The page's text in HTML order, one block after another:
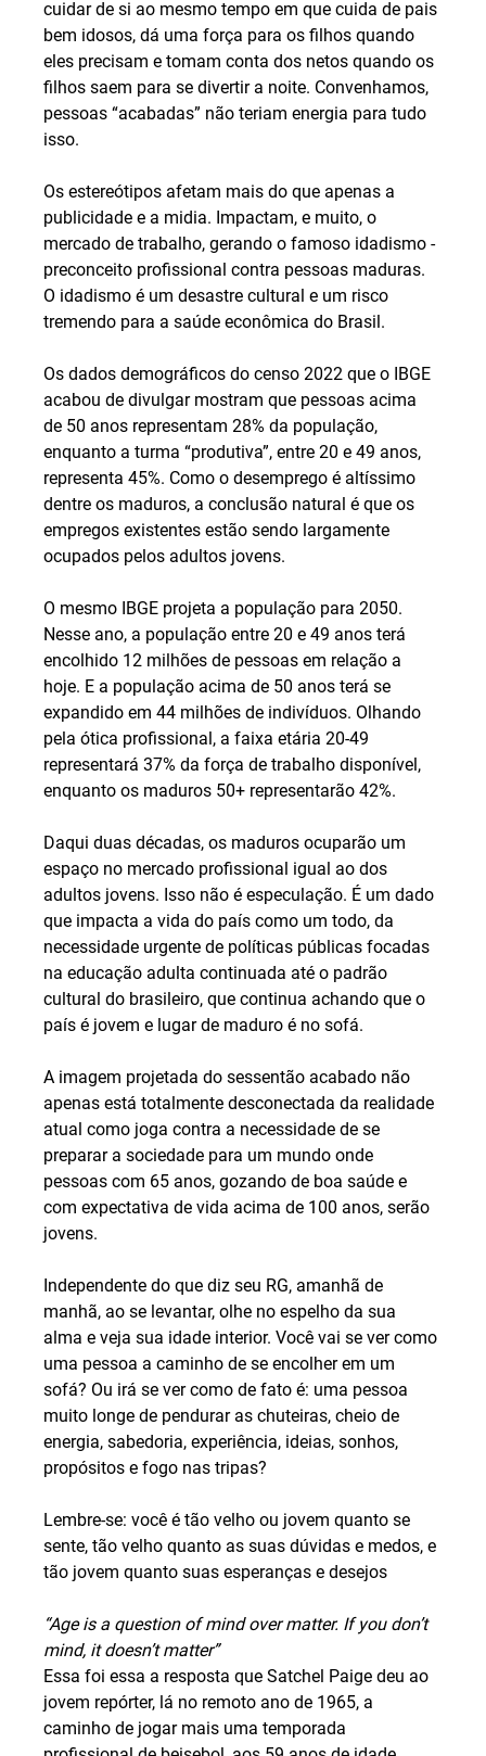
cuidar de si ao mesmo tempo em que cuida de pais
bem idosos, dá uma força para os filhos quando
eles precisam e tomam conta dos netos quando os
filhos saem para se divertir a noite. Convenhamos,
pessoas “acabadas” não teriam energia para tudo
isso.
Os estereótipos afetam mais do que apenas a
publicidade e a midia. Impactam, e muito, o
mercado de trabalho, gerando o famoso idadismo -
preconceito profissional contra pessoas maduras.
O idadismo é um desastre cultural e um risco
tremendo para a saúde econômica do Brasil.
Os dados demográficos do censo 2022 que o IBGE
acabou de divulgar mostram que pessoas acima
de 50 anos representam 28% da população,
enquanto a turma “produtiva”, entre 20 e 49 anos,
representa 45%. Como o desemprego é altíssimo
dentre os maduros, a conclusão natural é que os
empregos existentes estão sendo largamente
ocupados pelos adultos jovens.
O mesmo IBGE projeta a população para 2050.
Nesse ano, a população entre 20 e 49 anos terá
encolhido 12 milhões de pessoas em relação a
hoje. E a população acima de 50 anos terá se
expandido em 44 milhões de indivíduos. Olhando
pela ótica profissional, a faixa etária 20-49
representará 37% da força de trabalho disponível,
enquanto os maduros 50+ representarão 42%.
Daqui duas décadas, os maduros ocuparão um
espaço no mercado profissional igual ao dos
adultos jovens. Isso não é especulação. É um dado
que impacta a vida do país como um todo, da
necessidade urgente de políticas públicas focadas
na educação adulta continuada até o padrão
cultural do brasileiro, que continua achando que o
país é jovem e lugar de maduro é no sofá.
A imagem projetada do sessentão acabado não
apenas está totalmente desconectada da realidade
atual como joga contra a necessidade de se
preparar a sociedade para um mundo onde
pessoas com 65 anos, gozando de boa saúde e
com expectativa de vida acima de 100 anos, serão
jovens.
Independente do que diz seu RG, amanhã de
manhã, ao se levantar, olhe no espelho da sua
alma e veja sua idade interior. Você vai se ver como
uma pessoa a caminho de se encolher em um
sofá? Ou irá se ver como de fato é: uma pessoa
muito longe de pendurar as chuteiras, cheio de
energia, sabedoria, experiência, ideias, sonhos,
propósitos e fogo nas tripas?
Lembre-se: você é tão velho ou jovem quanto se
sente, tão velho quanto as suas dúvidas e medos, e
tão jovem quanto suas esperanças e desejos
“Age is a question of mind over matter. If you don’t
mind, it doesn’t matter”
Essa foi essa a resposta que Satchel Paige deu ao
jovem repórter, lá no remoto ano de 1965, a
caminho de jogar mais uma temporada